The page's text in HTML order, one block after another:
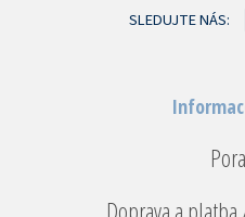
SLEDUJTE NÁS: